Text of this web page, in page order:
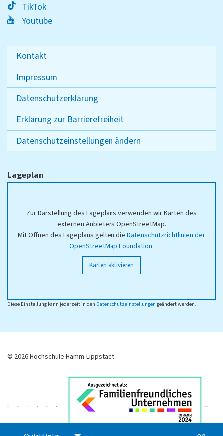
TikTok
Youtube
Kontakt
Impressum
Datenschutzerklärung
Erklärung zur Barrierefreiheit
Datenschutzeinstellungen ändern
Lageplan
Zur Darstellung des Lageplans verwenden wir Karten des
externen Anbieters OpenStreetMap.
Mit Öffnen des Lageplans gelten die Datenschutzrichtlinien der
OpenStreetMap Foundation.
Karten aktivieren
Diese Einstellung kann jederzeit in den Datenschutzeinstellungen geändert werden.
© 2026 Hochschule Hamm-Lippstadt